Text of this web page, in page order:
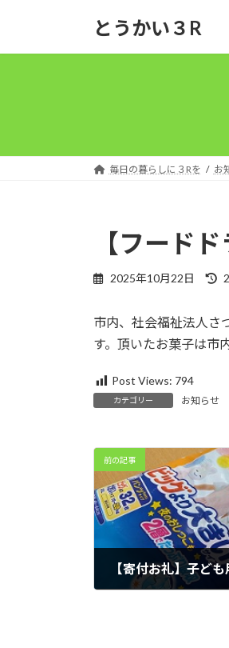
とうかい３R
毎日の暮らしに３Rを お
【フード
2025年10月22日
市内、社会福祉法人さ
す。頂いたお菓子は市
Post Views: 794
カテゴリー お知らせ
前の記事
【寄付お礼】子ど